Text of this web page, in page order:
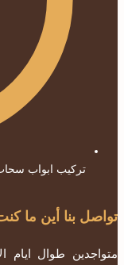
تركيب ابواب
تواصل بنا أين ما
متواجدين طوال ايام